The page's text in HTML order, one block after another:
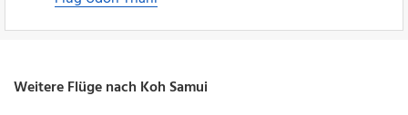
Weitere Flüge nach Koh Samui